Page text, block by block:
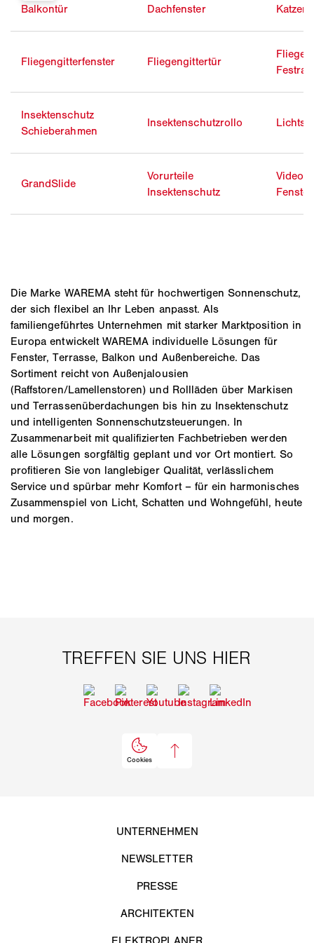
Balkontür
Dachfenster
Fliegengitterfenster Fliegengittertür
Insektenschutz
Schieberahmen
Insektenschutzrollo
GrandSlide
Vorurteile
Insektenschutz
Video
Die Marke WAREMA steht für hochwertigen Sonnenschutz,
der sich flexibel an Ihr Leben anpasst. Als
familiengeführtes Unternehmen mit starker Marktposition in
Europa entwickelt WAREMA individuelle Lösungen für
Fenster, Terrasse, Balkon und Außenbereiche. Das
Sortiment reicht von Außenjalousien
(Raffstoren/Lamellenstoren) und Rollläden über Markisen
und Terrassenüberdachungen bis hin zu Insektenschutz
und intelligenten Sonnenschutzsteuerungen. In
Zusammenarbeit mit qualifizierten Fachbetrieben werden
alle Lösungen sorgfältig geplant und vor Ort montiert. So
profitieren Sie von langlebiger Qualität, verlässlichem
Service und spürbar mehr Komfort – für ein harmonisches
Zusammenspiel von Licht, Schatten und Wohngefühl, heute
und morgen.